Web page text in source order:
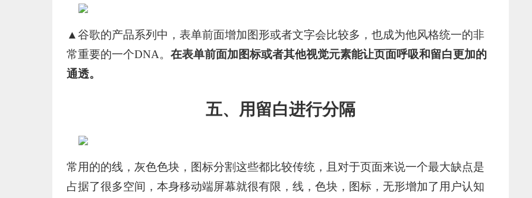
▲谷歌的产品系列中，表单前面增加图形或者文字会比较多，也成为他风格统一的非
常重要的一个DNA。 在表单前面加图标或者其他视觉元素能让页面呼吸和留白更加的
通透。
五、用留白进行分隔
常用的的线，灰色色块，图标分割这些都比较传统，且对于页面来说一个最大缺点是
占据了很多空间，本身移动端屏幕就很有限，线，色块，图标，无形增加了用户认知